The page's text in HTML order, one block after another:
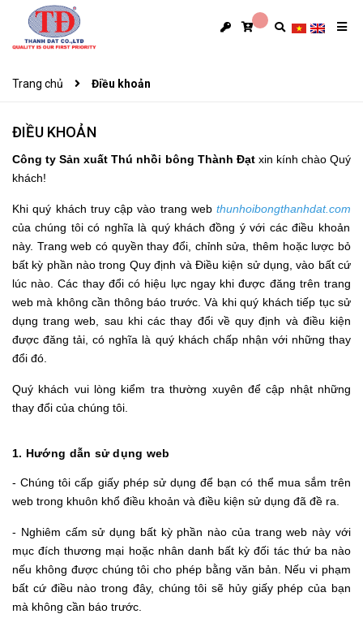
Trang chủ Điều khoản
ĐIỀU KHOẢN
Công ty Sản xuất Thú nhồi bông Thành Đạtxin kính chào Quý
khách!
Khi quý khách truy cập vào trang web thunhoibongthanhdat.com
của chúng tôi có nghĩa là quý khách đồng ý với các điều khoản
này. Trang web có quyền thay đổi, chỉnh sửa, thêm hoặc lược bỏ
bất kỳ phần nào trong Quy định và Điều kiện sử dụng, vào bất cứ
lúc nào. Các thay đổi có hiệu lực ngay khi được đăng trên trang
web mà không cần thông báo trước. Và khi quý khách tiếp tục sử
dụng trang web, sau khi các thay đổi về quy định và điều kiện
được đăng tải, có nghĩa là quý khách chấp nhận với những thay
đổi đó.
Quý khách vui lòng kiểm tra thường xuyên để cập nhật những
thay đổi của chúng tôi.
1. Hướng dẫn sử dụng web
- Chúng tôi cấp giấy phép sử dụng để bạn có thể mua sắm trên
web trong khuôn khổ điều khoản và điều kiện sử dụng đã đề ra.
- Nghiêm cấm sử dụng bất kỳ phần nào của trang web này với
mục đích thương mại hoặc nhân danh bất kỳ đối tác thứ ba nào
nếu không được chúng tôi cho phép bằng văn bản. Nếu vi phạm
bất cứ điều nào trong đây, chúng tôi sẽ hủy giấy phép của bạn
mà không cần báo trước.